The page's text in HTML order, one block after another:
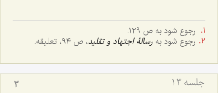
رجوع شود به ص ١٢٩.
رجوع شود به رسالۀ اجتهاد و تقلید، ص ٩٤، تعلیقه.
جلسه ۱۳ 3